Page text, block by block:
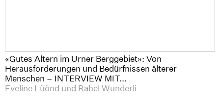
«Gutes Altern im Urner Berggebiet»: Von
Herausforderungen und Bedürfnissen älterer
Menschen – INTERVIEW MIT...
Eveline Lüönd und Rahel Wunderli